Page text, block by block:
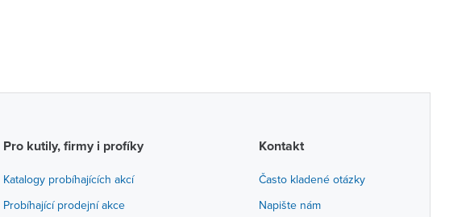
Pro kutily, firmy i profíky
Katalogy probíhajících akcí
Probíhající prodejní akce
Kontakt
Často kladené otázky
Napište nám